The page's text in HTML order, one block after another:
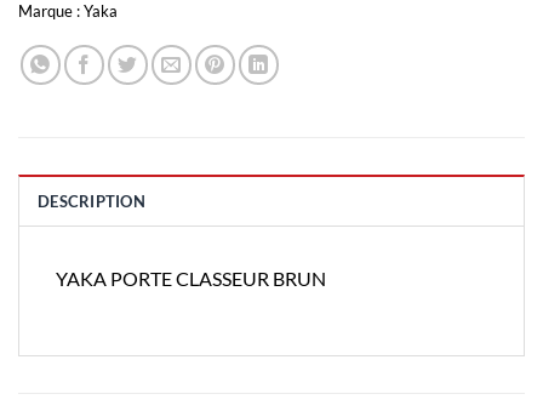
Marque :Yaka
DESCRIPTION
YAKA PORTE CLASSEUR BRUN